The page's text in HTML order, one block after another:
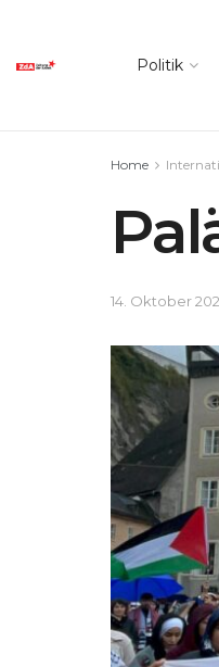
Politik
Home
14. Oktober